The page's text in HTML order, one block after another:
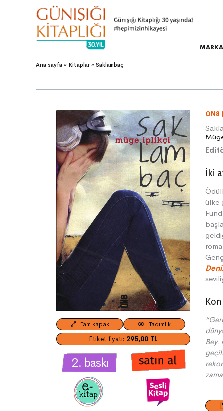
Ana sayfa Kitaplar Saklambaç
Tam kapak Tadımlık
Etiket fiyatı: 295,00 TL
2. baskı
ON8
İki
ülke
Bey.